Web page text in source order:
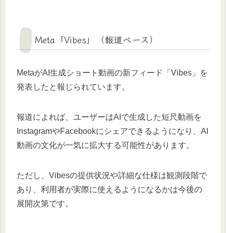
Meta「Vibes」（報道ベース）
MetaがAI生成ショート動画の新フィード「Vibes」を
発表したと報じられています。
報道によれば、ユーザーはAIで生成した短尺動画を
InstagramやFacebookにシェアできるようになり、AI
動画の文化が一気に拡大する可能性があります。
ただし、Vibesの提供状況や詳細な仕様は観測段階で
あり、利用者が実際に使えるようになるかは今後の
展開次第です。